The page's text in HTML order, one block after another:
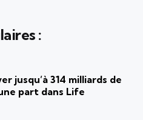
:
jusqu’à 314 milliards de
part dans Life